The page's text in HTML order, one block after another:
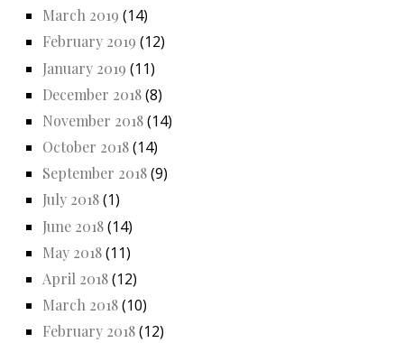
March 2019 (14)
February 2019 (12)
January 2019 (11)
December 2018(8)
November 2018(14)
October 2018(14)
September 2018(9)
July 2018(1)
June 2018(14)
May 2018(11)
April 2018(12)
March 2018(10)
February 2018(12)